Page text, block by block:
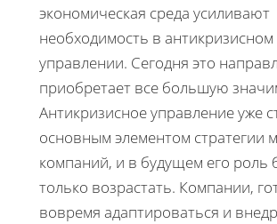
экономическая среда усиливают
необходимость в антикризисном
управлении. Сегодня это
приобретает все большую
Антикризисное управление уже
основным элементом стратегии
компаний, и в будущем его роль
только возрастать. Компании,
вовремя адаптироваться и